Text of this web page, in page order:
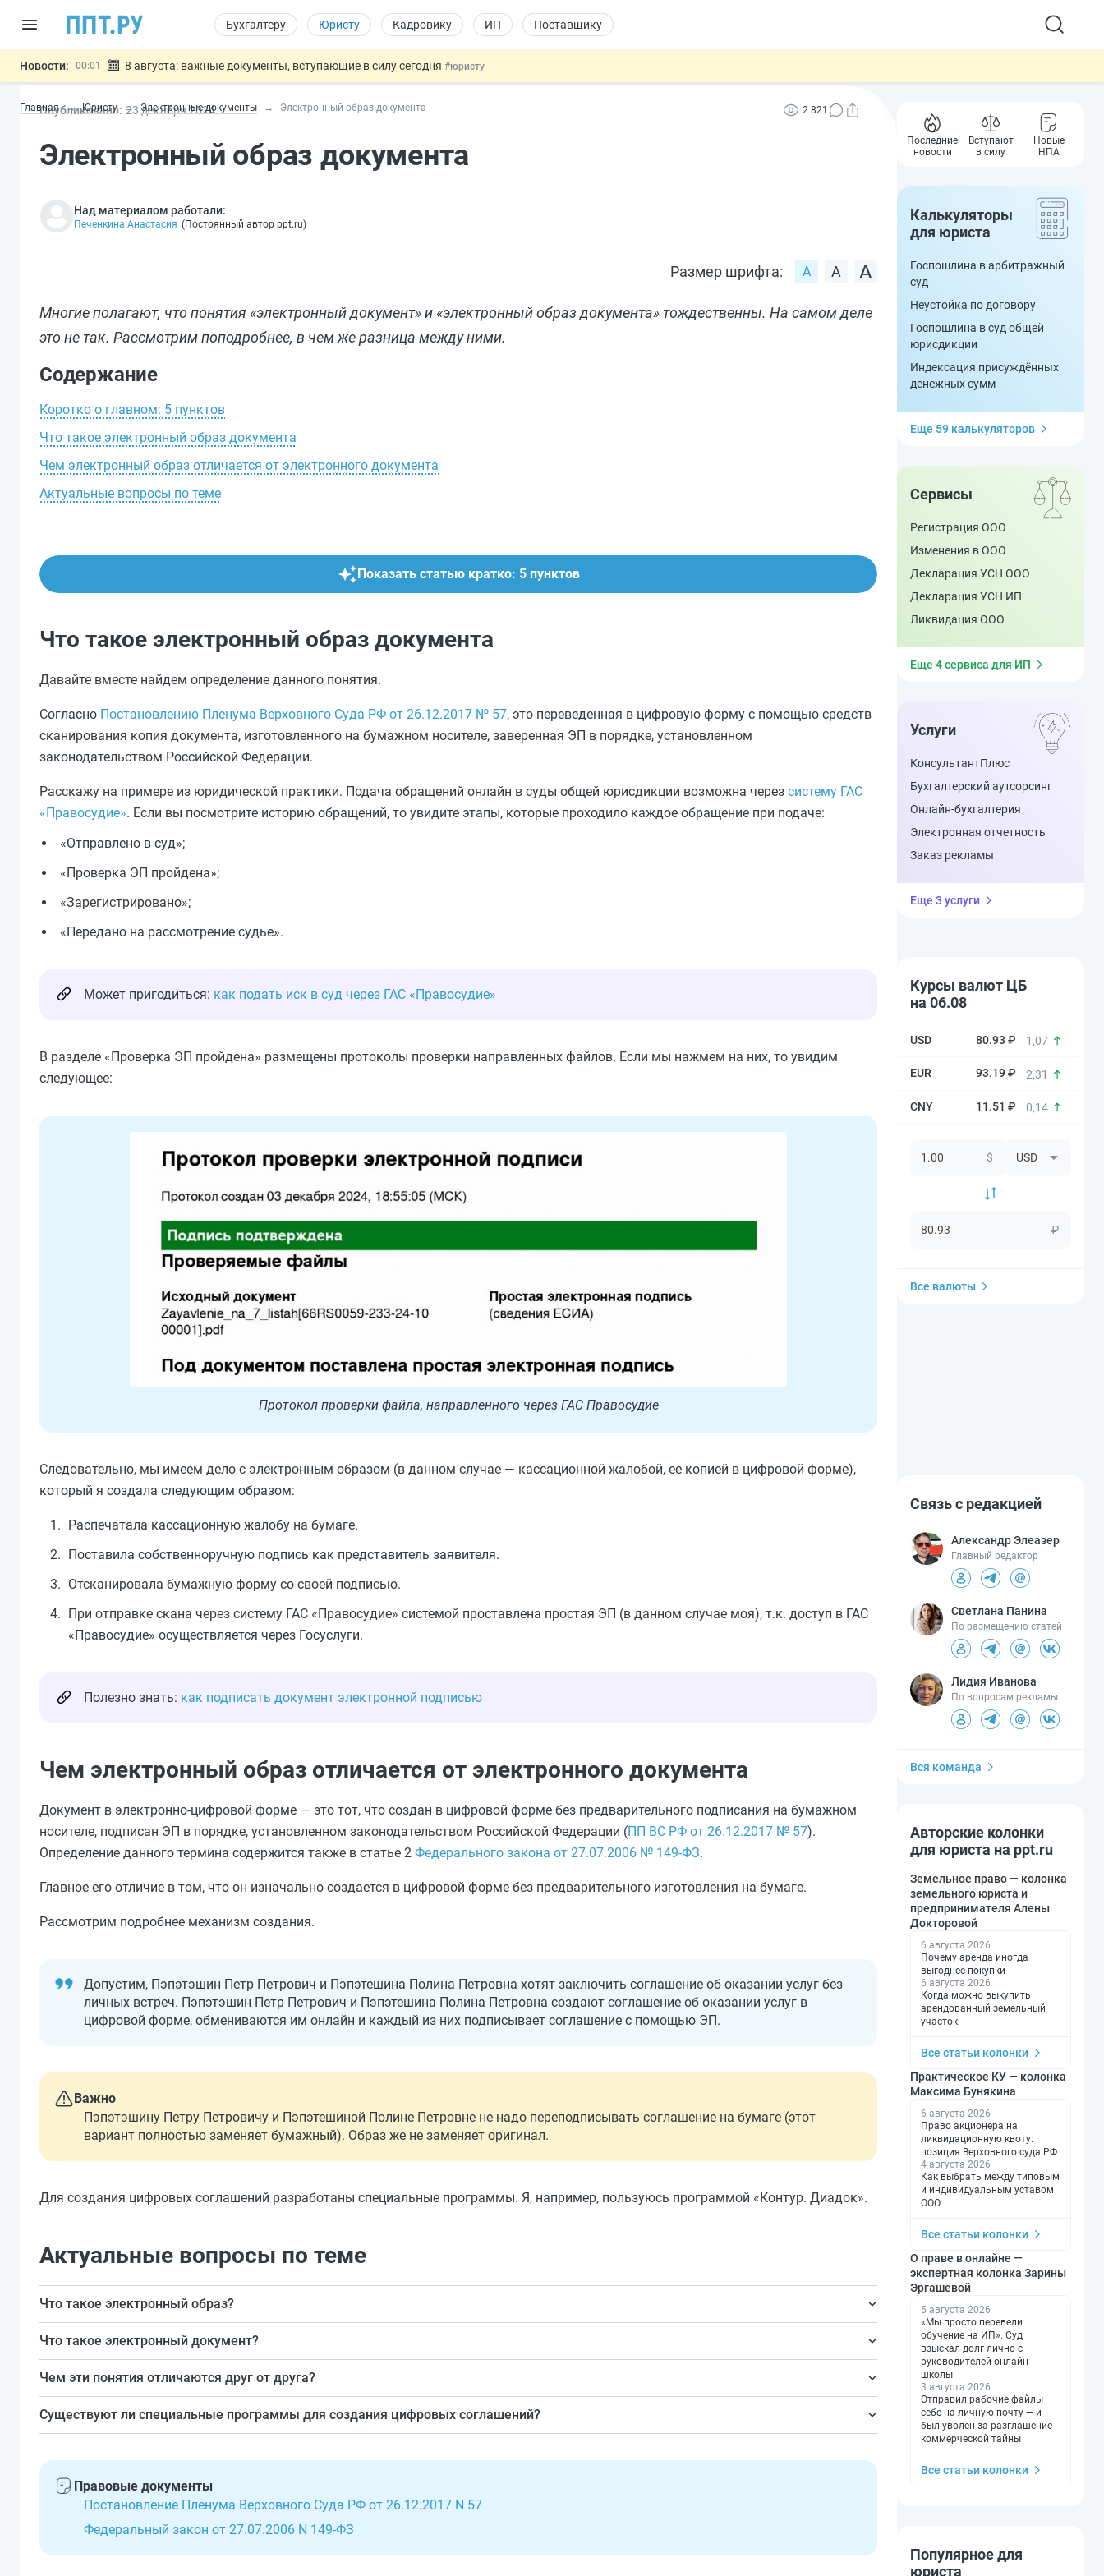
Бухгалтеру Юристу Кадровику ИП Поставщику
Новости: 00:01 8 августа: важные документы, вступающие в силу сегодня #юристу
07.08 Дистанционную работу беременных пропишут в ТК РФ#кадровику
07.08
Важно Разработают единые критерии трудовых и ГПХ-отношений
Главная Юристу Электронные документы Электронный образ документа
Опубликовано: 23 декабря2024 2 821
Электронный образ документа
Над материалом работали:
Печенкина Анастасия (Постоянный автор ppt.ru)
Размер шрифта:
Многие полагают, что понятия «электронный документ» и «электронный образ документа» тождественны. На самом деле
это не так. Рассмотрим поподробнее, в чем же разница между ними.
Содержание
Коротко о главном: 5 пунктов
Что такое электронный образ документа
Чем электронный образ отличается от электронного документа
Актуальные вопросы по теме
Показать статью кратко: 5 пунктов
Что такое электронный образ документа
Давайте вместе найдем определение данного понятия.
Согласно Постановлению Пленума Верховного Суда РФ от 26.12.2017 № 57, это переведенная в цифровую форму с помощью средств
сканирования копия документа, изготовленного на бумажном носителе, заверенная ЭП в порядке, установленном
законодательством Российской Федерации.
Расскажу на примере из юридической практики. Подача обращений онлайн в суды общей юрисдикции возможна через систему ГАС
«Правосудие». Если вы посмотрите историю обращений, то увидите этапы, которые проходило каждое обращение при подаче:
«Отправлено в суд»;
«Проверка ЭП пройдена»;
«Зарегистрировано»;
«Передано на рассмотрение судье».
Может пригодиться: как подать иск в суд через ГАС «Правосудие»
В разделе «Проверка ЭП пройдена» размещены протоколы проверки направленных файлов. Если мы нажмем на них, то увидим
следующее:
Протокол проверки файла, направленного через ГАС Правосудие
Следовательно, мы имеем дело с электронным образом (в данном случае — кассационной жалобой, ее копией в цифровой форме),
который я создала следующим образом:
Распечатала кассационную жалобу на бумаге.
Поставила собственноручную подпись как представитель заявителя.
Отсканировала бумажную форму со своей подписью.
При отправке скана через систему ГАС «Правосудие» системой проставлена простая ЭП (в данном случае моя), т.к. доступ в ГАС
«Правосудие» осуществляется через Госуслуги.
Полезно знать: как подписать документ электронной подписью
Чем электронный образ отличается от электронного документа
Документ в электронно-цифровой форме — это тот, что создан в цифровой форме без предварительного подписания на бумажном
носителе, подписан ЭП в порядке, установленном законодательством Российской Федерации (ПП ВС РФ от 26.12.2017 № 57).
Определение данного термина содержится также в статье 2 Федерального закона от 27.07.2006 № 149-ФЗ.
Главное его отличие в том, что он изначально создается в цифровой форме без предварительного изготовления на бумаге.
Рассмотрим подробнее механизм создания.
Допустим, Пэпэтэшин Петр Петрович и Пэпэтешина Полина Петровна хотят заключить соглашение об оказании услуг без
личных встреч. Пэпэтэшин Петр Петрович и Пэпэтешина Полина Петровна создают соглашение об оказании услуг в
цифровой форме, обмениваются им онлайн и каждый из них подписывает соглашение с помощью ЭП.
Важно
Пэпэтэшину Петру Петровичу и Пэпэтешиной Полине Петровне не надо переподписывать соглашение на бумаге (этот
вариант полностью заменяет бумажный). Образ же не заменяет оригинал.
Для создания цифровых соглашений разработаны специальные программы. Я, например, пользуюсь программой «Контур. Диадок».
Актуальные вопросы по теме
Что такое электронный образ?
Это отсканированный документ, изготовленный изначально на бумаге и заверенный ЭП.
Что такое электронный документ?
Это тот, что создан в цифровой форме без предварительного изготовления на бумажном носителе и подписан ЭП.
Чем эти понятия отличаются друг от друга?
Электронный документ полностью заменяет бумажный. В свою очередь, образ не заменяет собой бумажную форму.
Существуют ли специальные программы для создания цифровых соглашений?
Правовые документы
Постановление Пленума Верховного Суда РФ от 26.12.2017 N 57
Федеральный закон от 27.07.2006 N 149-ФЗ
Последние
новости
Вступают
в силу
Новые
НПА
Калькуляторы
для юриста
Госпошлина в арбитражный
суд
Неустойка по договору
Госпошлина в суд общей
юрисдикции
Индексация присуждённых
денежных сумм
Еще 59 калькуляторов
Сервисы
Регистрация ООО
Изменения в ООО
Декларация УСН ООО
Декларация УСН ИП
Ликвидация ООО
Еще 4 сервиса для ИП
Услуги
КонсультантПлюс
Бухгалтерский аутсорсинг
Онлайн-бухгалтерия
Электронная отчетность
Заказ рекламы
Еще 3 услуги
Курсы валют ЦБ
на 06.08
80.93 ₽ 1,07
93.19 ₽ 2,31
11.51 ₽ 0,14
$
₽
Все валюты
Связь с редакцией
Александр Элеазер
Главный редактор
Светлана Панина
По размещению статей
Лидия Иванова
По вопросам рекламы
Вся команда
Авторские колонки
для юриста на ppt.ru
Земельное право — колонка
земельного юриста и
предпринимателя Алены
Докторовой
6 августа 2026
Почему аренда иногда
выгоднее покупки
6 августа 2026
Когда можно выкупить
арендованный земельный
участок
Все статьи колонки
Практическое КУ — колонка
Максима Бунякина
6 августа 2026
Право акционера на
ликвидационную квоту:
позиция Верховного суда РФ
4 августа 2026
Как выбрать между типовым
и индивидуальным уставом
ООО
Все статьи колонки
О праве в онлайне —
экспертная колонка Зарины
Эргашевой
5 августа 2026
«Мы просто перевели
обучение на ИП». Суд
взыскал долг лично с
руководителей онлайн-
школы
3 августа 2026
Отправил рабочие файлы
себе на личную почту — и
был уволен за разглашение
коммерческой тайны
Все статьи колонки
Популярное для
юриста